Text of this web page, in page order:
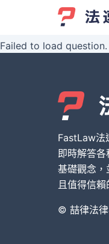
Failed to load question.
FastLaw法
即時解答
基礎觀念，
且值得信賴
© 喆律法